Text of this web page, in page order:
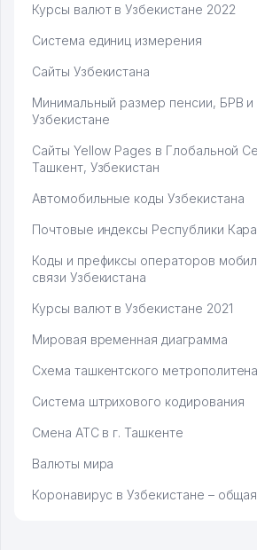
Курсы валют в Узбекистане 2022
Система единиц измерения
Сайты Узбекистана
Минимальный размер пенсии, БРВ
Узбекистане
Сайты Yellow Pages в Глобальной
Ташкент, Узбекистан
Автомобильные коды Узбекистана
Почтовые индексы Республики
Коды и префиксы операторов
связи Узбекистана
Курсы валют в Узбекистане 2021
Мировая временная диаграмма
Схема ташкентского метрополитена
Система штрихового кодирования
Смена АТС в г. Ташкенте
Валюты мира
Коронавирус в Узбекистане –